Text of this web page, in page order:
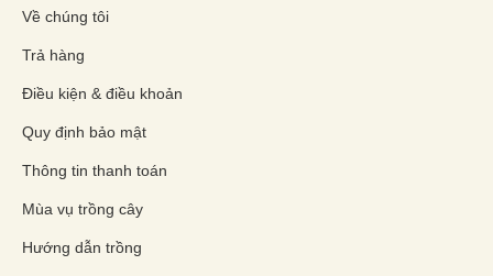
Về chúng tôi
Trả hàng
Điều kiện & điều khoản
Quy định bảo mật
Thông tin thanh toán
Mùa vụ trồng cây
Hướng dẫn trồng